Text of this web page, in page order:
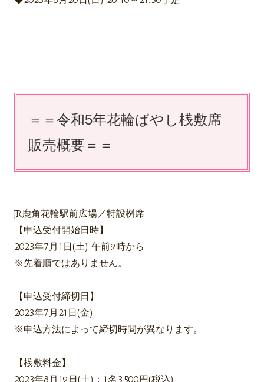
＝＝令和5年花輪ばやし桟敷席
販売概要＝＝
JR鹿角花輪駅前広場／特設桝席
【申込受付開始日時】
2023年7月1日(土) 午前9時から
※先着順ではありません。
【申込受付締切日】
2023年7月21日(金)
※申込方法によって締切時間が異なります。
【桟敷料金】
2023年8月19日(土)：1名3,500円(税込)